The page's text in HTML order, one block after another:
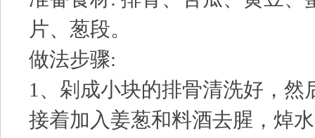
片、葱段。
做法步骤:
1、剁成小块的排骨清洗好，然
接着加入姜葱和料酒去腥，焯